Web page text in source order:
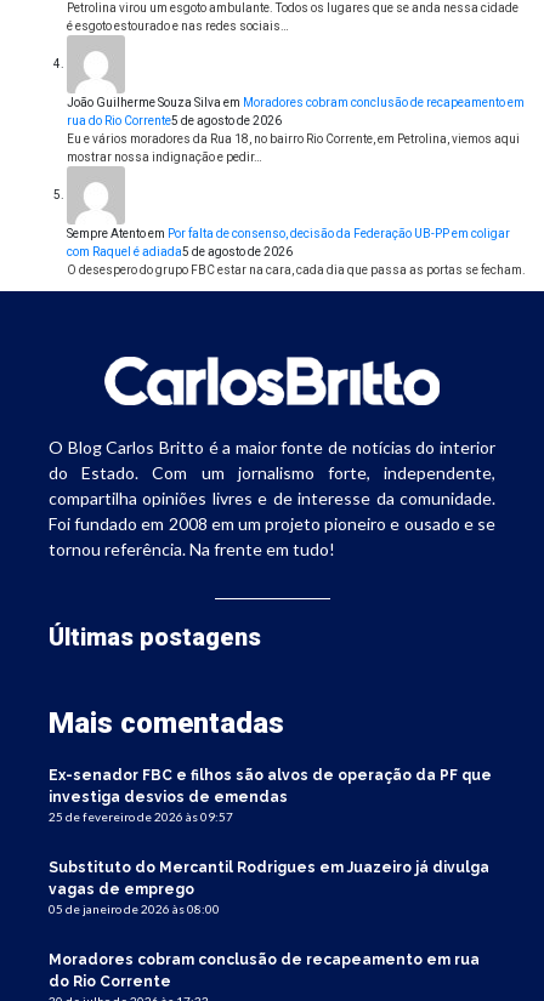
Petrolina virou um esgoto ambulante. Todos os lugares que se anda nessa cidade
é esgoto estourado e nas redes sociais…
João Guilherme Souza Silva em Moradores cobram conclusão de recapeamento em
rua do Rio Corrente5 de agosto de 2026
Eu e vários moradores da Rua 18, no bairro Rio Corrente, em Petrolina, viemos aqui
mostrar nossa indignação e pedir…
Sempre Atentoem Por falta de consenso, decisão da Federação UB-PP em coligar
com Raquel é adiada5 de agosto de 2026
O desespero do grupo FBC estar na cara, cada dia que passa as portas se fecham.
O Blog Carlos Britto é a maior fonte de notícias do interior
do Estado. Com um jornalismo forte, independente,
compartilha opiniões livres e de interesse da comunidade.
Foi fundado em 2008 em um projeto pioneiro e ousado e se
tornou referência. Na frente em tudo!
Últimas postagens
Mais comentadas
Ex-senador FBC e filhos são alvos de operação da PF que
investiga desvios de emendas
25 de fevereiro de 2026 às 09:57
Substituto do Mercantil Rodrigues em Juazeiro já divulga
vagas de emprego
05 de janeiro de 2026 às 08:00
Moradores cobram conclusão de recapeamento em rua
do Rio Corrente